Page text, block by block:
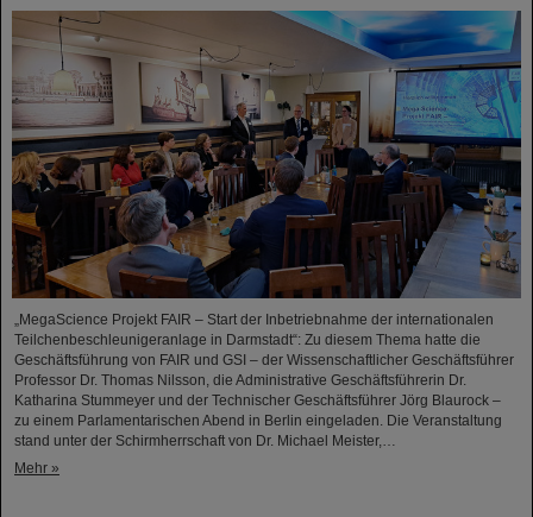
„MegaScience Projekt FAIR – Start der Inbetriebnahme der internationalen
Teilchenbeschleunigeranlage in Darmstadt“: Zu diesem Thema hatte die
Geschäftsführung von FAIR und GSI – der Wissenschaftlicher Geschäftsführer
Professor Dr. Thomas Nilsson, die Administrative Geschäftsführerin Dr.
Katharina Stummeyer und der Technischer Geschäftsführer Jörg Blaurock –
zu einem Parlamentarischen Abend in Berlin eingeladen. Die Veranstaltung
stand unter der Schirmherrschaft von Dr. Michael Meister,…
Mehr »